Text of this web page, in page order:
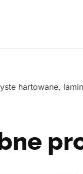
hartowane,